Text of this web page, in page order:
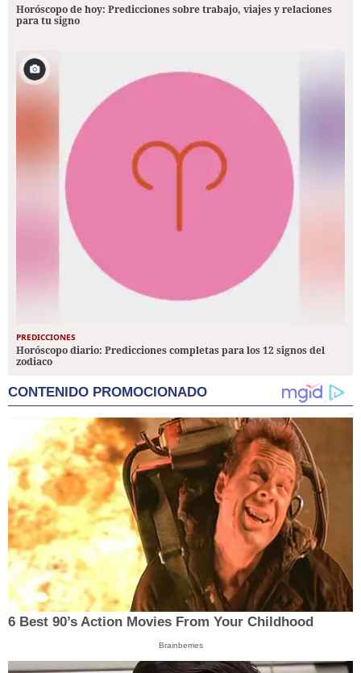
Horóscopo de hoy: Predicciones sobre trabajo, viajes y relaciones
para tu signo
PREDICCIONES
Horóscopo diario: Predicciones completas para los 12 signos del
zodiaco
CONTENIDO PROMOCIONADO
6 Best 90’s Action Movies From Your Childhood
Brainberries